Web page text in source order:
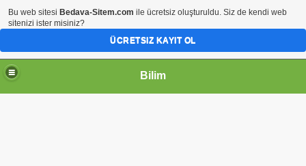
Bilim
Bu web sitesi Bedava-Sitem.com ile ücretsiz oluşturuldu. Siz de kendi web
sitenizi ister misiniz?
ÜCRETSIZ KAYIT OL